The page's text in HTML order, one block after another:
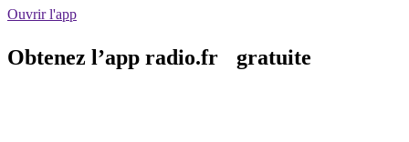
Ouvrir l'app
Obtenez l’app radio.fr gratuite